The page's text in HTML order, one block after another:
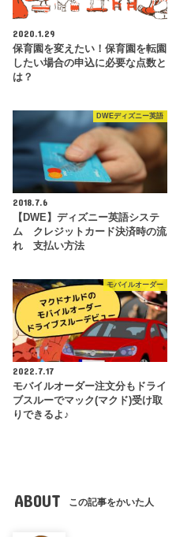
2020.1.29
保育園を変えたい！保育園を転園
したい場合の申込に必要な点数と
は？
DWEディズニー英語
2018.7.6
【DWE】ディズニー英語システ
ム クレジットカード決済時の流
れ 支払い方法
モバイルオーダー
2022.7.17
モバイルオーダー注文分もドライ
ブスルーでマック(マクド)受け取
りできるよ♪
ABOUT この記事をかいた人